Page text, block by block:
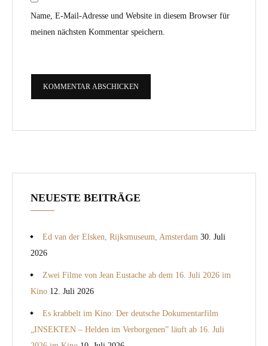
Name, E-Mail-Adresse und Website in diesem Browser für
meinen nächsten Kommentar speichern.
NEUESTE BEITRÄGE
Ed van der Elsken, Rijksmuseum, Amsterdam 30. Juli
2026
Zwei Filme von Jean Eustache ab dem 16. Juli 2026 im
Kino 12. Juli 2026
Es krabbelt im Kino: Der deutsche Dokumentarfilm
„INSEKTEN – Helden im Verborgenen” läuft ab 16. Juli